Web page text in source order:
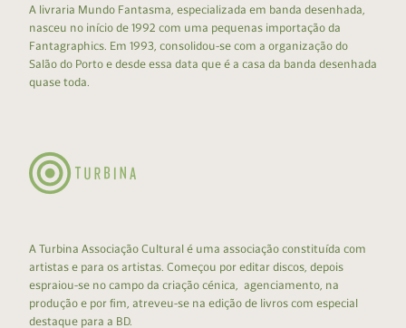
A livraria Mundo Fantasma, especializada em banda desenhada,
nasceu no início de 1992 com uma pequenas importação da
Fantagraphics. Em 1993, consolidou-se com a organização do
Salão do Porto e desde essa data que é a casa da banda desenhada
quase toda.
A Turbina Associação Cultural é uma associação constituída com
artistas e para os artistas. Começou por editar discos, depois
espraiou-se no campo da criação cénica, agenciamento, na
produção e por fim, atreveu-se na edição de livros com especial
destaque para a BD.